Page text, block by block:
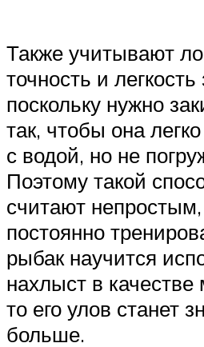
Также учитывают
точность и легкость
поскольку нужно
так, чтобы она
с водой, но не
Поэтому такой
считают
постоянно
рыбак научится
нахлыст в качестве
то его улов станет
больше.